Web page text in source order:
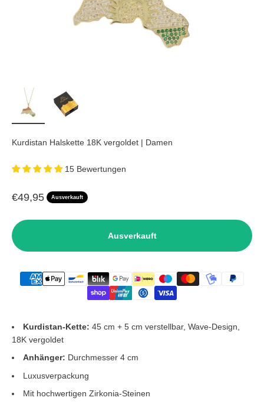
Kurdistan Halskette 18K vergoldet | Damen
15 Bewertungen
Angebot
€49,95 Ausverkauft
Ausverkauft
Kurdistan-Kette: 45 cm + 5 cm verstellbar, Wave-Design,
18K vergoldet
Anhänger: Durchmesser 4 cm
Luxusverpackung
Mit hochwertigen Zirkonia-Steinen